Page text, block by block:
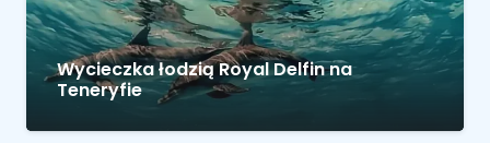
Wycieczka łodzią Royal Delfin na
Teneryfie